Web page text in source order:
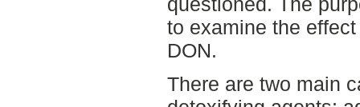
to examine the
DON.
There are two main